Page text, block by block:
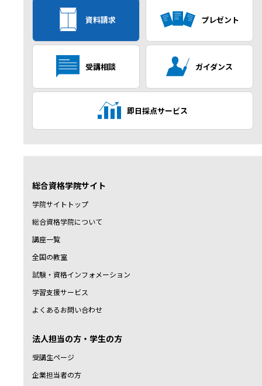
資料請求 プレゼント
受講相談 ガイダンス
即日採点サービス
総合資格学院サイト
学院サイトトップ
総合資格学院について
講座一覧
全国の教室
試験・資格インフォメーション
学習支援サービス
よくあるお問い合わせ
法人担当の方・学生の方
受講生ページ
企業担当者の方